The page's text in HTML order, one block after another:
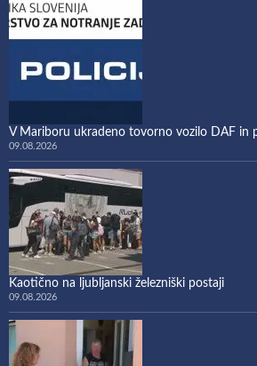
V Mariboru ukradeno tovorno vozilo DAF in
09.08.2026
Kaotično na ljubljanski železniški postaji
09.08.2026